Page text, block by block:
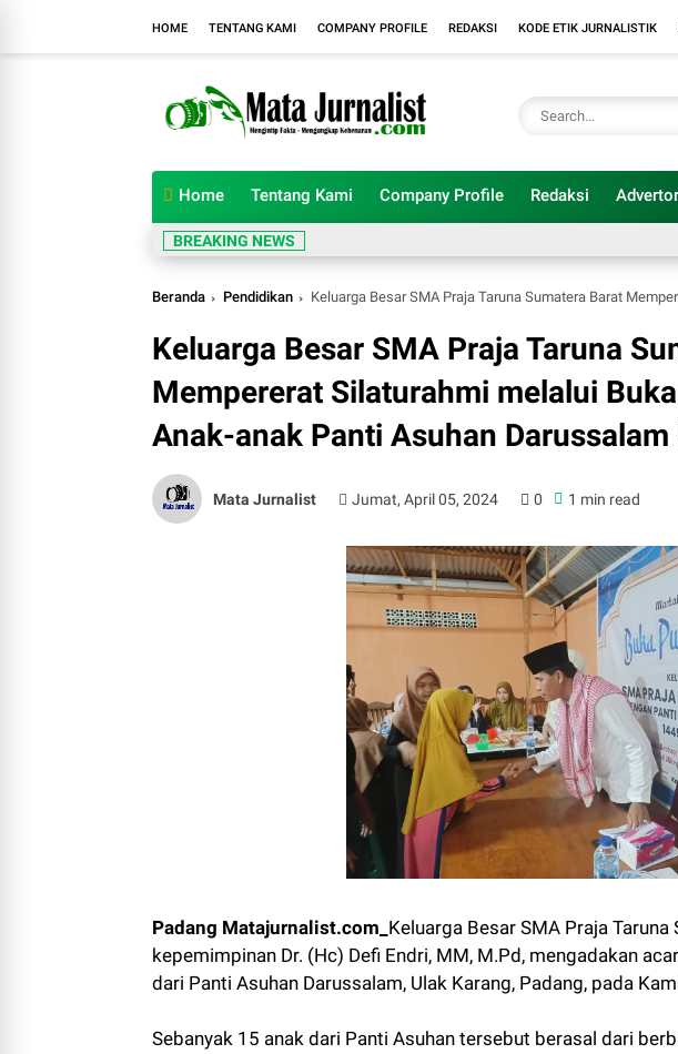
HOME TENTANG KAMI COMPANY PROFILE REDAKSI KODE ETIK JURNALISTIK
Home Tentang Kami Company Profile Redaksi
BREAKING NEWS
Beranda Pendidikan Keluarga Besar SMA Praja Taruna Sumatera Barat Mempererat Silaturahmi melalui
Keluarga Besar SMA Praja Taruna
Mempererat Silaturahmi melalui
Anak-anak Panti Asuhan Darussalam
Mata Jurnalist Jumat, April 05, 2024 0 1 min read
Padang Matajurnalist.com_ Keluarga Besar SMA Praja
kepemimpinan Dr. (Hc) Defi Endri, MM, M.Pd, mengadakan
dari Panti Asuhan Darussalam, Ulak Karang, Padang, pada
Sebanyak 15 anak dari Panti Asuhan tersebut berasal dari